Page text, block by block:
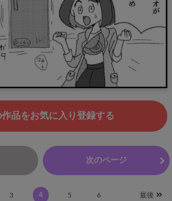
作品をお気に入り登録する
次のページ
3 4 5 6 最後